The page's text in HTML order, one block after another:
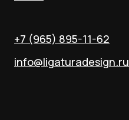
+7 (965) 895-11-62
info@ligaturadesign.ru